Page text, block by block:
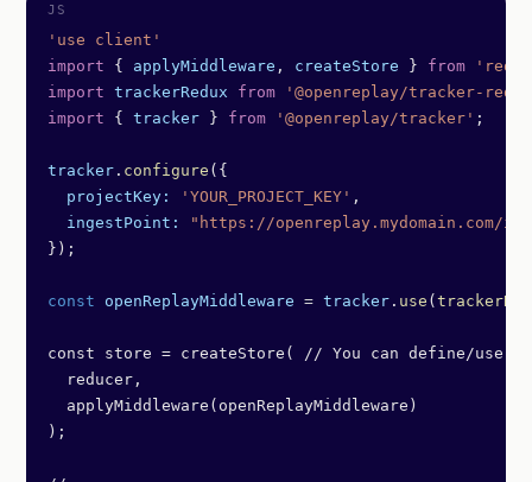
'use client'
import { applyMiddleware , createStore } from
import trackerRedux from '@openreplay/tracker-
import { tracker } from '@openreplay/tracker' ;
tracker . configure ({
  projectKey:
'YOUR_PROJECT_KEY' ,
  ingestPoint:
"https://openreplay.mydomain.com/
});
const openReplayMiddleware = tracker . use (
const store = createStore( // You can define/use it
  reducer,
  applyMiddleware(openReplayMiddleware)
);